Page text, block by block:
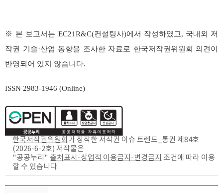
※ 본 보고서는 EC21R&C(컨설팅사)에서 작성하였고, 국내외 저
작권 기술·산업 동향을 조사한 자료로 한국저작권위원회 의견이
반영되어 있지 않습니다.
ISSN 2983-1946 (Online)
한국저작권위원회 가 창작한 저작권 이슈 트렌드_통권 제84호
(2026-6-2호) 저작물은
"공공누리" 출처표시-상업적 이용금지-변경금지 조건에 따라 이용
할 수 있습니다.